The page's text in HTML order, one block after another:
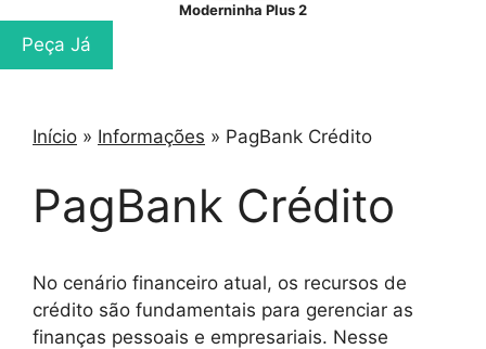
Moderninha Plus 2
Peça Já
Início » Informações » PagBank Crédito
PagBank Crédito
No cenário financeiro atual, os recursos de
crédito são fundamentais para gerenciar as
finanças pessoais e empresariais. Nesse